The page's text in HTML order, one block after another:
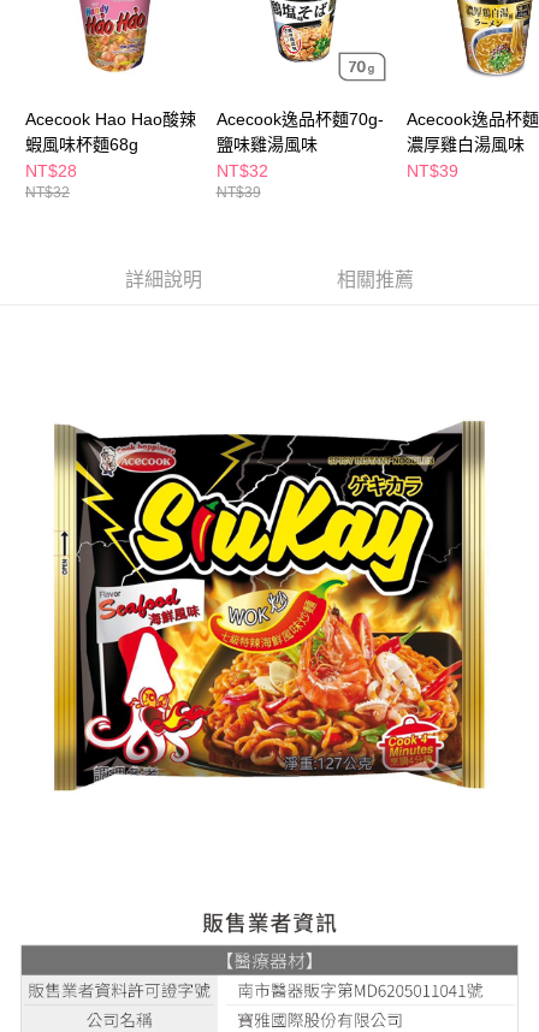
購買商品的店家。未經商家同意取消之訂單仍視為有效，需透過AFTEE先享
後付繳納相關費用。
※ 交易是否成功請以「AFTEE先享後付 」之結帳頁面顯示為準，若有關於
是否繳費成功／繳費後需取消欲退款等相關疑問，請聯繫「AFTEE先享後付
【注意事項】
１．透過由恩沛科技股份有限公司提供之「AFTEE先享後付」服務完成之交
易，需依本服務之必要範圍內提供個人資料，並將交易相關給付款項請求債
權轉讓予恩沛科技股份有限公司。
「AFTEE先享後付」，若未經同意申辦者引起之損失，本公司不負相關責
付款後萊爾富取貨
7-11取貨付款
每筆NT$65，滿NT$490(含以上)免運費
付款後7-11取貨
Acecook Hao Hao酸辣
蝦風味杯麵68g
NT$28
NT$32
Acecook逸品杯麵70g-
鹽味雞湯風味
NT$32
NT$39
Acecook逸品杯
濃厚雞白湯風味
NT$39
詳細說明 相關推薦